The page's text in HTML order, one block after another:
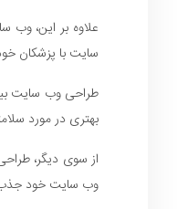
علاوه بر این، وب
سایت با پزشکان
طراحی وب سایت
بهتری در مورد
وب سایت خود جذب